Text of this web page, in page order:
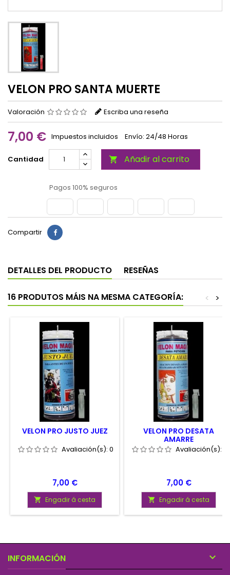
VELON PRO SANTA MUERTE
Valoración Escriba una reseña
7,00 € Impuestos incluidos Envío: 24/48 Horas
Cantidad  Añadir al carrito
Pagos 100% seguros
Compartir
DETALLES DEL PRODUCTO RESEÑAS
16 PRODUTOS MÁIS NA MESMA CATEGORÍA: >
<
VELON PRO JUSTO JUEZ
Avaliación(s): 0
Prezo
7,00 €
 Engadir á cesta
VELON PRO DESATA
AMARRE
Avaliación(s):
Prezo
7,00 €
 Engadir á cesta
INFORMACIÓN 